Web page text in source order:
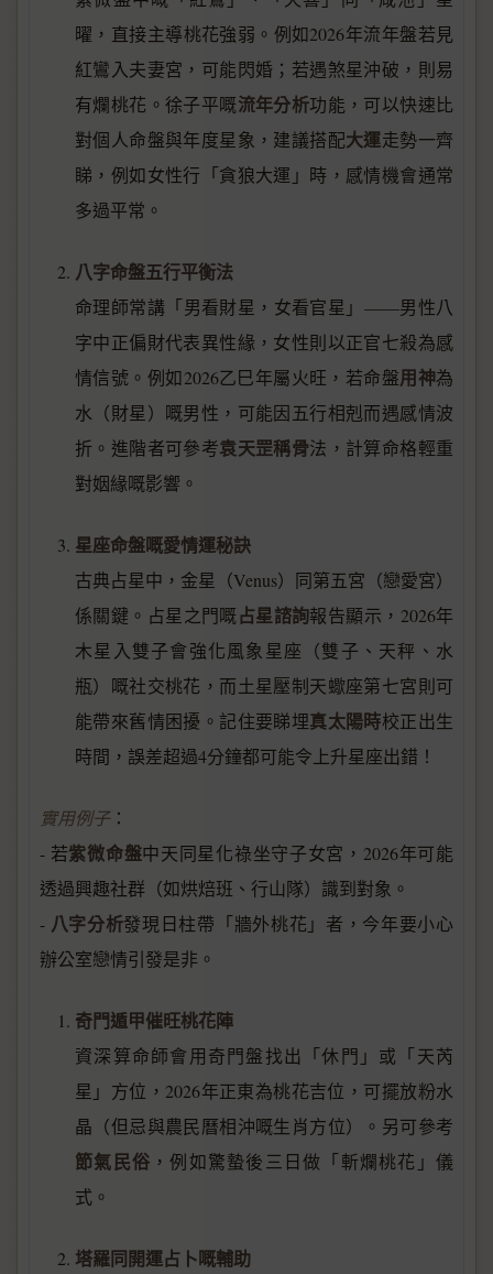
曜，直接主導桃花強弱。例如2026年流年盤若見
紅鸞入夫妻宮，可能閃婚；若遇煞星沖破，則易
有爛桃花。徐子平嘅流年分析功能，可以快速比
對個人命盤與年度星象，建議搭配大運走勢一齊
睇，例如女性行「貪狼大運」時，感情機會通常
多過平常。
八字命盤五行平衡法
命理師常講「男看財星，女看官星」——男性八
字中正偏財代表異性緣，女性則以正官七殺為感
情信號。例如2026乙巳年屬火旺，若命盤用神為
水（財星）嘅男性，可能因五行相剋而遇感情波
折。進階者可參考袁天罡稱骨法，計算命格輕重
對姻緣嘅影響。
星座命盤嘅愛情運秘訣
古典占星中，金星（Venus）同第五宮（戀愛宮）
係關鍵。占星之門嘅占星諮詢報告顯示，2026年
木星入雙子會強化風象星座（雙子、天秤、水
瓶）嘅社交桃花，而土星壓制天蠍座第七宮則可
能帶來舊情困擾。記住要睇埋真太陽時校正出生
時間，誤差超過4分鐘都可能令上升星座出錯！
實用例子：
- 若紫微命盤中天同星化祿坐守子女宮，2026年可能
透過興趣社群（如烘焙班、行山隊）識到對象。
- 八字分析發現日柱帶「牆外桃花」者，今年要小心
辦公室戀情引發是非。
奇門遁甲催旺桃花陣
資深算命師會用奇門盤找出「休門」或「天芮
星」方位，2026年正東為桃花吉位，可擺放粉水
晶（但忌與農民曆相沖嘅生肖方位）。另可參考
節氣民俗 ，例如驚蟄後三日做「斬爛桃花」儀
式。
塔羅同開運占卜嘅輔助